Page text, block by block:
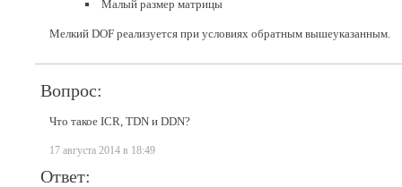
Малый размер матрицы
Мелкий DOF реализуется при условиях обратным вышеуказанным.
Вопрос:
Что такое ICR, TDN и DDN?
17 августа 2014 в 18:49
Ответ: